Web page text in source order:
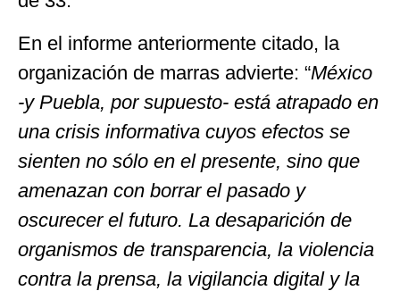
En el informe anteriormente citado, la
organización de marras advierte: “México
-y Puebla, por supuesto- está atrapado en
una crisis informativa cuyos efectos se
sienten no sólo en el presente, sino que
amenazan con borrar el pasado y
oscurecer el futuro. La desaparición de
organismos de transparencia, la violencia
contra la prensa, la vigilancia digital y la